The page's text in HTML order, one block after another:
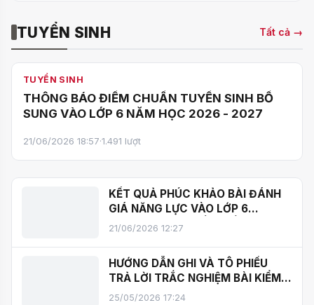
TUYỂN SINH Tất cả →
TUYỂN SINH
THÔNG BÁO ĐIỂM CHUẨN TUYỂN SINH BỔ
SUNG VÀO LỚP 6 NĂM HỌC 2026 - 2027
21/06/2026 18:57·1.491 lượt
KẾT QUẢ PHÚC KHẢO BÀI ĐÁNH
GIÁ NĂNG LỰC VÀO LỚP 6
TRƯỜNG THCS CẦU GIẤY NĂM
21/06/2026 12:27
HƯỚNG DẪN GHI VÀ TÔ PHIẾU
TRẢ LỜI TRẮC NGHIỆM BÀI KIỂM
TRA ĐÁNH GIÁ NĂNG LỰC MÔN
25/05/2026 17:24